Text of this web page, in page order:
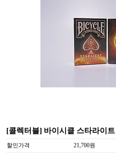
[콜렉터블] 바이시클 스타라이
할인가격
21,700원